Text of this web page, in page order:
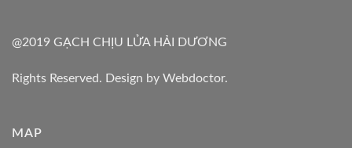
@2019 GẠCH CHỊU LỬA HẢI DƯƠNG
Rights Reserved. Design by Webdoctor.
MAP